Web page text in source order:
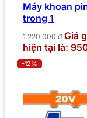
Máy khoan
trong 1
1.220.000₫ Giá
hiện tại là:
-12%